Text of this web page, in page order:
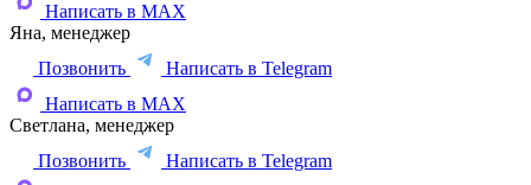
Написать в MAX
Яна, менеджер
Позвонить
Написать в Telegram
Написать в MAX
Светлана, менеджер
Позвонить
Написать в Telegram